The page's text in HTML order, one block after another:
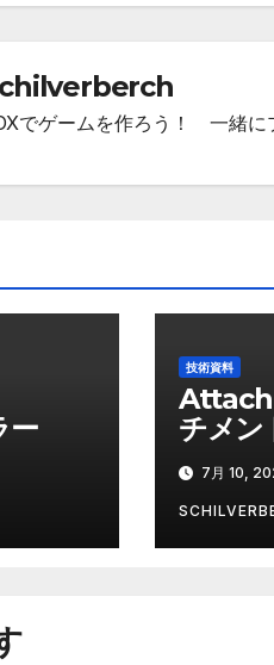
でゲームを作ろう！ 一緒に
ー
技術資料
チメン
7月 10,